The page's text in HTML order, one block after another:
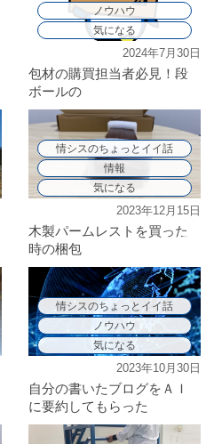
ノウハウ
気になる
2024年7月30日
包材の購買担当者必見！段
ボールの
㎏単価ってなに？Part2
情シスのちょっとイイ話
情報
気になる
2023年12月15日
木製パームレストを買った
時の梱包
情シスのちょっとイイ話
ノウハウ
気になる
2023年10月30日
自分の書いたブログをＡＩ
に要約してもらった
ら・・・？